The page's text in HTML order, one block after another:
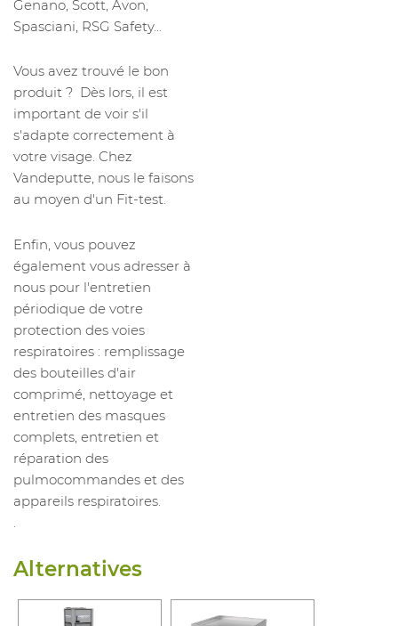
Genano, Scott, Avon,
Spasciani, RSG Safety...
Vous avez trouvé le bon
produit ? Dès lors, il est
important de voir s'il
s'adapte correctement à
votre visage. Chez
Vandeputte, nous le faisons
au moyen d'un Fit-test.
Enfin, vous pouvez
également vous adresser à
nous pour l'entretien
périodique de votre
protection des voies
respiratoires : remplissage
des bouteilles d'air
comprimé, nettoyage et
entretien des masques
complets, entretien et
réparation des
pulmocommandes et des
appareils respiratoires.
Alternatives